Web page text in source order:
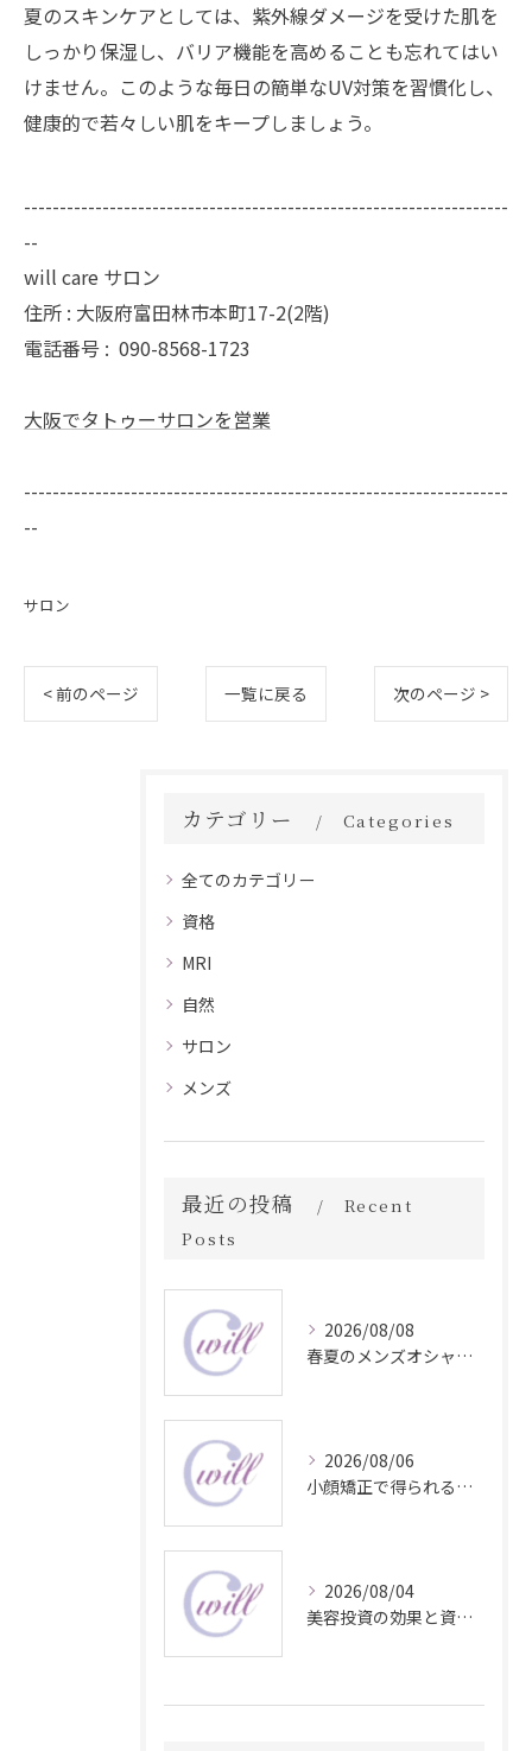
夏のスキンケアとしては、紫外線ダメージを受けた肌を
しっかり保湿し、バリア機能を高めることも忘れてはい
けません。このような毎日の簡単なUV対策を習慣化し、
健康的で若々しい肌をキープしましょう。
--------------------------------------------------------------------
--
will care サロン
住所 : 大阪府富田林市本町17-2(2階)
電話番号 : 090-8568-1723
大阪でタトゥーサロンを営業
--------------------------------------------------------------------
--
サロン
< 前のページ 一覧に戻る 次のページ >
カテゴリー Categories
全てのカテゴリー
資格
MRI
自然
サロン
メンズ
最近の投稿
Recent
Posts
2026/08/08
春夏のメンズオシャレ最前線スタイル
2026/08/06
小顔矯正で得られる顔変化の科学的効果
2026/08/04
美容投資の効果と資産価値の解説